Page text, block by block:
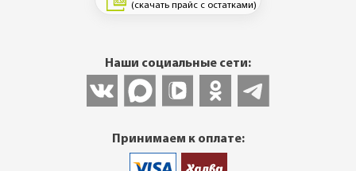
(скачать прайс с остатками)
Наши социальные сети:
Принимаем к оплате: